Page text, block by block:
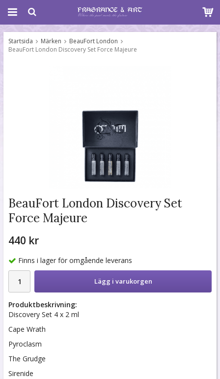
Startsida Märken
BeauFort London
BeauFort London Discovery Set Force Majeure
BeauFort London Discovery Set
Force Majeure
440 kr
Finns i lager för omgående leverans
Lägg i varukorgen
Produktbeskrivning:
Discovery Set 4 x 2 ml
Cape Wrath
Pyroclasm
The Grudge
Sirenide